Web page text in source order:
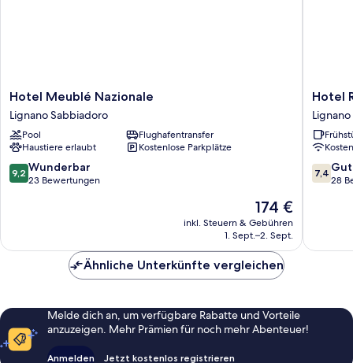
Hotel
Meublé
Nazionale
Lignano
Sabbiadoro
Hotel Meublé Nazionale
Lignano Sabbiadoro
Pool
Flughafentransfer
Haustiere erlaubt
Kostenlose Parkplätze
9.2
von
9,2 Wunderbar
23 Bewertungen
Der
Preis
beträgt
174 €
inkl. Steuern & Gebühren
1. Sept.–2. Sept.
Hotel
Lignano
Hotel
7.4
von
7,4 Gut
28
Ähnliche Unterkünfte vergleichen
Melde dich an, um verfügbare Rabatte und Vorteile
anzuzeigen. Mehr Prämien für noch mehr Abenteuer!
Anmelden Jetzt kostenlos registrieren